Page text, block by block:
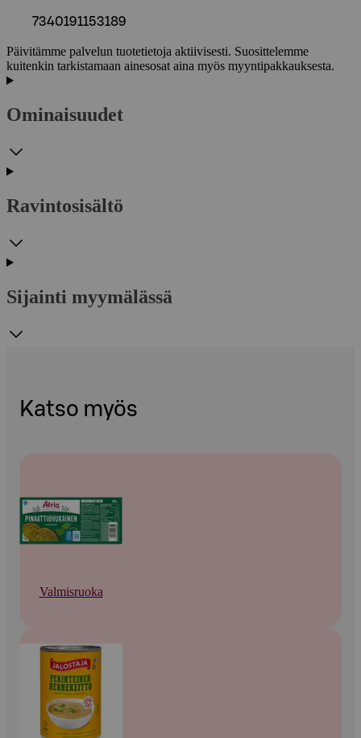
7340191153189
Päivitämme palvelun tuotetietoja aktiivisesti. Suosittelemme
kuitenkin tarkistamaan ainesosat aina myös myyntipakkauksesta.
Ominaisuudet
Ravintosisältö
Sijainti myymälässä
Katso myös
Valmisruoka